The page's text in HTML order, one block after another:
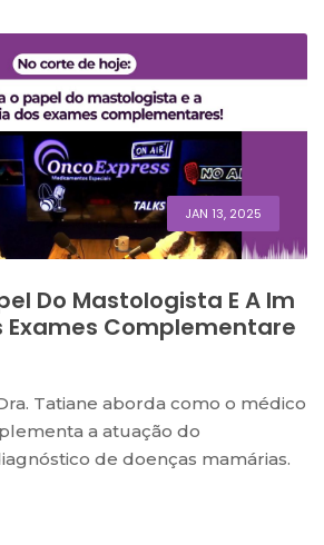
JAN 13, 2025
Do Mastologista E A Im
Exames Complementare
Tatiane aborda como o médico
a atuação do
de doenças mamárias.